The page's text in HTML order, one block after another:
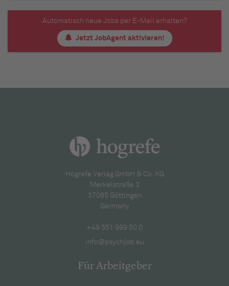
Automatisch neue Jobs per E-Mail erhalten?
Jetzt JobAgent aktivieren!
Hogrefe Verlag GmbH & Co. KG
Merkelstraße 3
37085 Göttingen
Germany
+49 551 999 50 0
info@psychjob.eu
Für Arbeitgeber